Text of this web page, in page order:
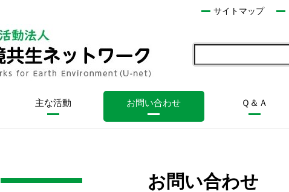
サイトマップ
主な活動 お問い合わせ Ｑ＆Ａ
お問い合わせ